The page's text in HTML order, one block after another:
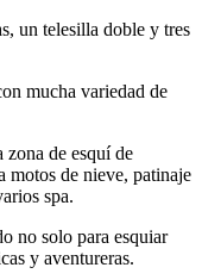
un telesilla doble y tres
mucha variedad de
zona de esquí de
motos de nieve, patinaje
spa.
no solo para esquiar
y aventureras.